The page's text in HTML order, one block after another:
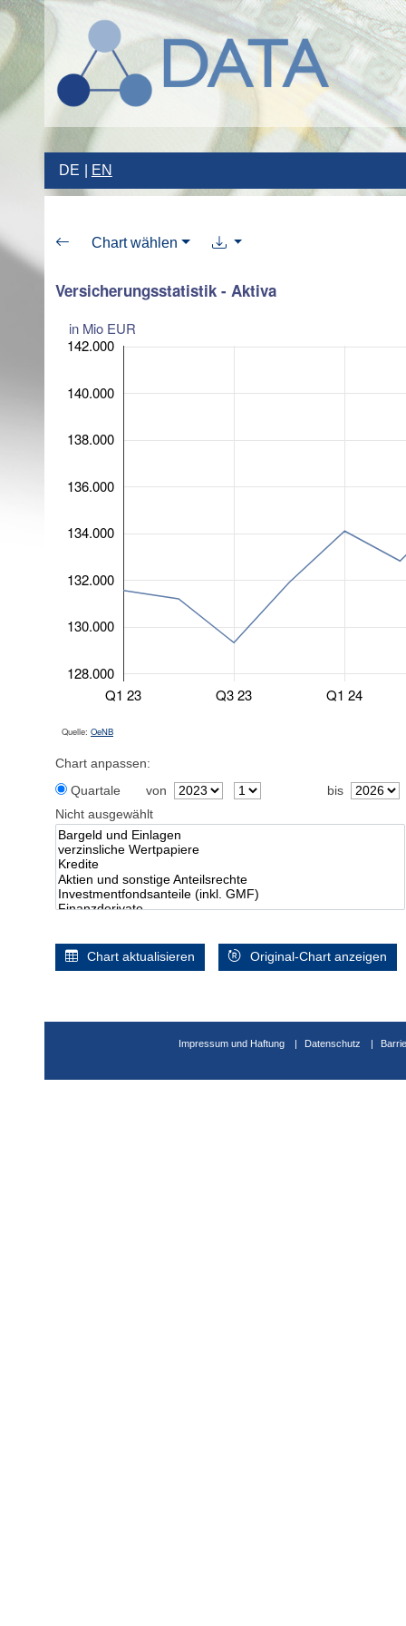
DE EN
Chart wählen
Versicherungsstatistik - Aktiva
in Mio EUR
Q1 23 Q3 23 Q1 24
128.000
130.000
132.000
134.000
136.000
138.000
140.000
142.000
Quelle: OeNB
Chart anpassen:
Quartale
von
bis
Nicht ausgewählt
Chart aktualisieren Original-Chart anzeigen
Impressum und Haftung Datenschutz